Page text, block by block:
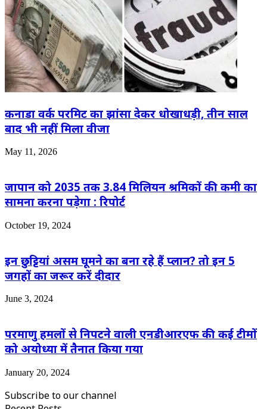
कनाडा वर्क परमिट का झांसा देकर धोखाधड़ी, तीन साल
बाद भी नहीं मिला वीजा
May 11, 2026
जापान को 2035 तक 3.84 मिलियन श्रमिकों की कमी का
सामना करना पड़ेगा : रिपोर्ट
October 19, 2024
इन छुट्टियां असम घूमने का बना रहे हैं प्लान? तो इन 5
जगहों का जरूर करें दीदार
June 3, 2024
परमाणु हमलों से निपटने वाली एनडीआरएफ की कई टीमों
को अयोध्या में तैनात किया गया
January 20, 2024
Subscribe to our channel